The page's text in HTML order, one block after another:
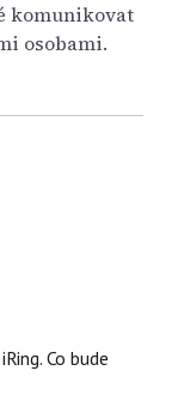
komunikovat
osobami.
Co bude